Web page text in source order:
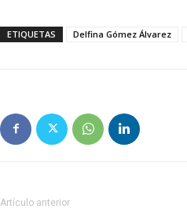
ETIQUETAS Delfina Gómez Álvarez
Artículo anterior